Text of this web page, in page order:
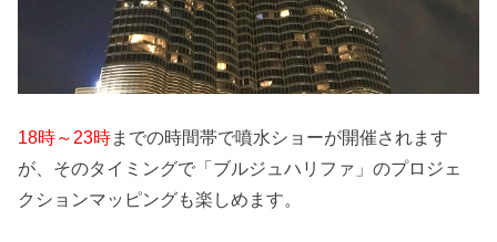
18時～23時までの時間帯で噴水ショーが開催されます
が、そのタイミングで「ブルジュハリファ」のプロジェ
クションマッピングも楽しめます。